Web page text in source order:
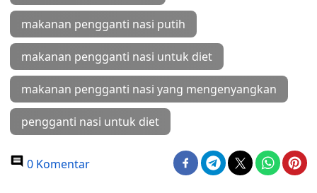
makanan pengganti nasi putih
makanan pengganti nasi untuk diet
makanan pengganti nasi yang mengenyangkan
pengganti nasi untuk diet
0 Komentar